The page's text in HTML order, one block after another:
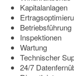
Kapitalanlagen
Betriebsführung
Inspektionen
Wartung
Technischer
24/7